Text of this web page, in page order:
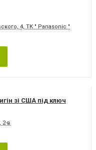
4, ТК " Panasonic "
зі США під ключ
2-в